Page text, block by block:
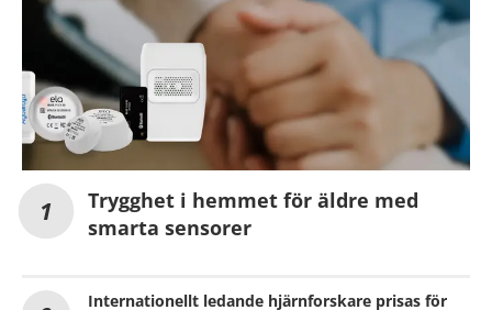
Trygghet i hemmet för äldre med
smarta sensorer
Internationellt ledande hjärnforskare prisas för